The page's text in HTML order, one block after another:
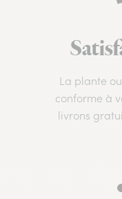
La plante
conforme à
livrons